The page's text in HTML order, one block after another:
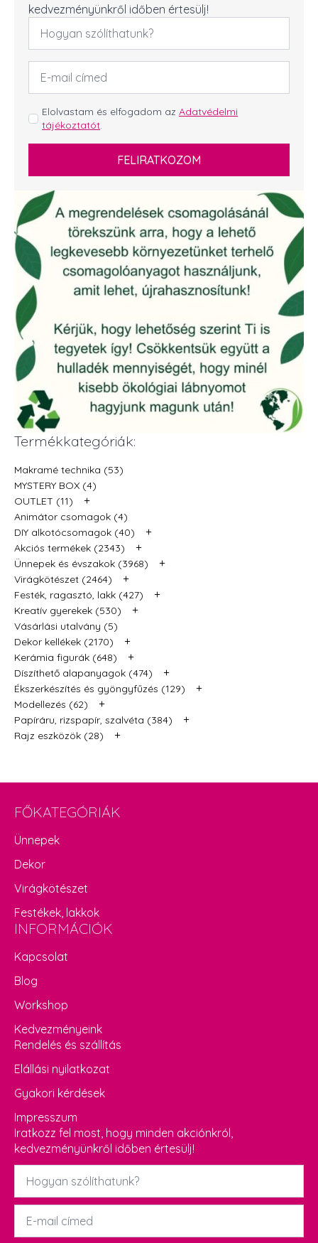
kedvezményünkről időben értesülj!
Név
Email
cím
GDPR
*
Elolvastam és elfogadom az Adatvédelmi
tájékoztatót.
FELIRATKOZOM
Termékkategóriák:
Makramé technika (53)
MYSTERY BOX (4)
OUTLET (11)
+
Animátor csomagok (4)
DIY alkotócsomagok (40)
+
Akciós termékek (2343) +
Ünnepek és évszakok (3968) +
Virágkötészet (2464) +
Festék, ragasztó, lakk (427) +
Kreatív gyerekek (530) +
Vásárlási utalvány (5)
Dekor kellékek (2170)
+
Kerámia figurák (648) +
Díszíthető alapanyagok (474) +
Ékszerkészítés és gyöngyfűzés (129) +
Modellezés (62) +
Papíráru, rizspapír, szalvéta (384) +
Rajz eszközök (28) +
FŐKATEGÓRIÁK
Ünnepek
Dekor
Virágkötészet
Festékek, lakkok
INFORMÁCIÓK
Kapcsolat
Blog
Workshop
Kedvezményeink
Rendelés és szállítás
Elállási nyilatkozat
Gyakori kérdések
Impresszum
Iratkozz fel most, hogy minden akciónkról,
kedvezményünkről időben értesülj!
Név
Email